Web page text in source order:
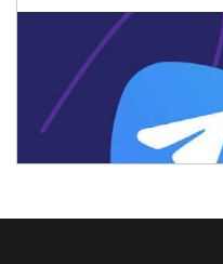
Օգոստոսի 16-ին «Երազ
կանցկացվի Ազգային
փառատոնը
08 Օգոստոս, 2026 22:41